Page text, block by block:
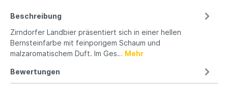
Beschreibung
Zirndorfer Landbier präsentiert sich in einer hellen
Bernsteinfarbe mit feinporigem Schaum und
malzaromatischem Duft. Im Ges… Mehr
Bewertungen